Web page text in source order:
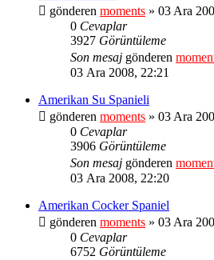
gönderen moments » 03 Ara
0 Cevaplar
3927 Görüntüleme
Son mesaj gönderen
03 Ara 2008, 22:21
Amerikan Su Spanieli
gönderen moments » 03 Ara
0 Cevaplar
3906 Görüntüleme
Son mesaj gönderen
03 Ara 2008, 22:20
Amerikan Cocker Spaniel
gönderen moments » 03 Ara
0 Cevaplar
6752 Görüntüleme